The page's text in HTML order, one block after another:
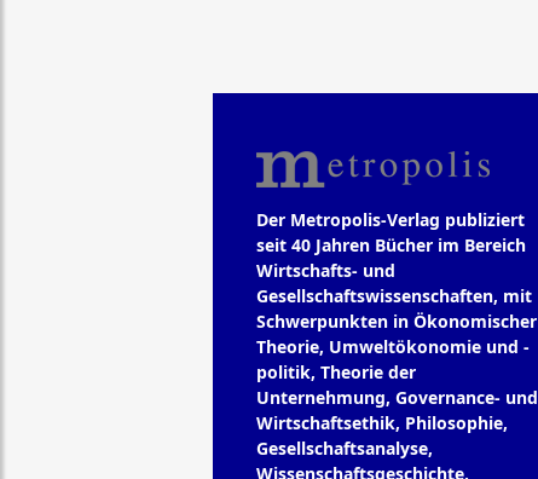
Der Metropolis-Verlag publiziert
seit 40 Jahren Bücher im Bereich
Wirtschafts- und
Gesellschaftswissenschaften, mit
Schwerpunkten in Ökonomischer
Theorie, Umweltökonomie und -
politik, Theorie der
Unternehmung, Governance- und
Wirtschaftsethik, Philosophie,
Gesellschaftsanalyse,
Wissenschaftsgeschichte.